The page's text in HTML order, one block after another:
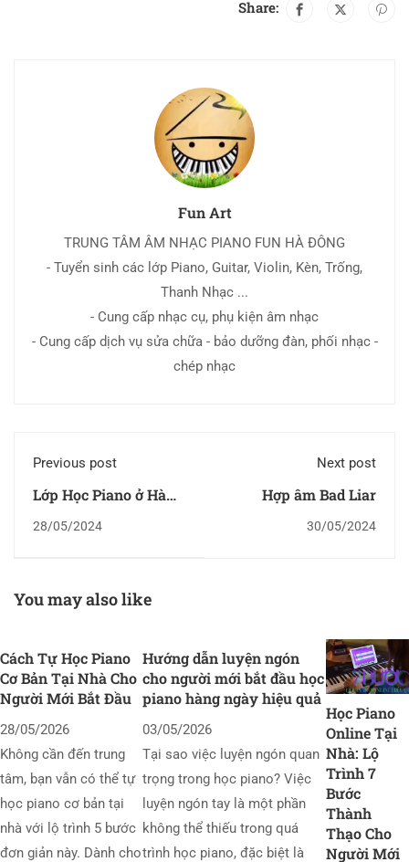
Share:
Fun Art
TRUNG TÂM ÂM NHẠC PIANO FUN HÀ ĐÔNG
- Tuyển sinh các lớp Piano, Guitar, Violin, Kèn, Trống,
Thanh Nhạc ...
- Cung cấp nhạc cụ, phụ kiện âm nhạc
- Cung cấp dịch vụ sửa chữa - bảo dưỡng đàn, phối nhạc -
chép nhạc
Previous post
Lớp Học Piano ở Hà
và Những Lời Khuyên
28/05/2024
Next post
Hợp âm Bad Liar
30/05/2024
You may also like
Cách Tự Học Piano
Cơ Bản Tại Nhà Cho
Người Mới Bắt Đầu
28/05/2026
Không cần đến trung
tâm, bạn vẫn có thể tự
học piano cơ bản tại
nhà với lộ trình 5 bước
đơn giản này. Dành cho
Hướng dẫn luyện ngón
cho người mới bắt đầu học
piano hàng ngày hiệu quả
03/05/2026
Tại sao việc luyện ngón quan
trọng trong học piano? Việc
luyện ngón tay là một phần
không thể thiếu trong quá
trình học piano, đặc biệt là
Học Piano
Online Tại
Nhà: Lộ
Trình 7
Bước
Thành
Thạo Cho
Người Mới